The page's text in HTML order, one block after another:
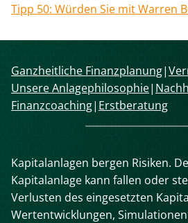
Tipp 50: Würden Sie mit Warren
Navigation
überspringen
Ganzheitliche Finanzplanung
Unsere Anlagephilosophie
Finanzcoaching Erstberatung
Kapitalanlagen bergen Risiken.
Kapitalanlage kann fallen oder
Verlusten des eingesetzten
Wertentwicklungen,